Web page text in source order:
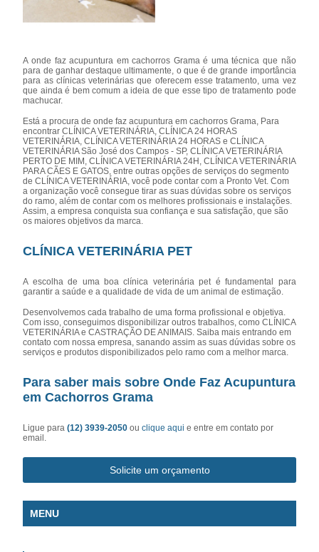
A onde faz acupuntura em cachorros Grama é uma técnica que não
para de ganhar destaque ultimamente, o que é de grande importância
para as clínicas veterinárias que oferecem esse tratamento, uma vez
que ainda é bem comum a ideia de que esse tipo de tratamento pode
machucar.
Está a procura de onde faz acupuntura em cachorros Grama, Para
encontrar CLÍNICA VETERINÁRIA, CLÍNICA 24 HORAS
VETERINÁRIA, CLÍNICA VETERINÁRIA 24 HORAS e CLÍNICA
VETERINÁRIA São José dos Campos - SP, CLÍNICA VETERINÁRIA
PERTO DE MIM, CLÍNICA VETERINÁRIA 24H, CLÍNICA VETERINÁRIA
PARA CÃES E GATOS, entre outras opções de serviços do segmento
de CLÍNICA VETERINÁRIA, você pode contar com a Pronto Vet. Com
a organização você consegue tirar as suas dúvidas sobre os serviços
do ramo, além de contar com os melhores profissionais e instalações.
Assim, a empresa conquista sua confiança e sua satisfação, que são
os maiores objetivos da marca.
CLÍNICA VETERINÁRIA PET
A escolha de uma boa clínica veterinária pet é fundamental para
garantir a saúde e a qualidade de vida de um animal de estimação.
Desenvolvemos cada trabalho de uma forma profissional e objetiva.
Com isso, conseguimos disponibilizar outros trabalhos, como CLÍNICA
VETERINÁRIA e CASTRAÇÃO DE ANIMAIS. Saiba mais entrando em
contato com nossa empresa, sanando assim as suas dúvidas sobre os
serviços e produtos disponibilizados pelo ramo com a melhor marca.
Para saber mais sobre Onde Faz Acupuntura
em Cachorros Grama
Ligue para(12) 3939-2050ouclique aqui e entre em contato por
email.
Solicite um orçamento
MENU